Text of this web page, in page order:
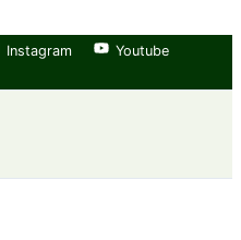
Instagram Youtube